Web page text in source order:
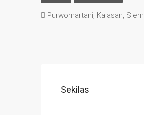
Purwomartani, Kalasan,
Sekilas